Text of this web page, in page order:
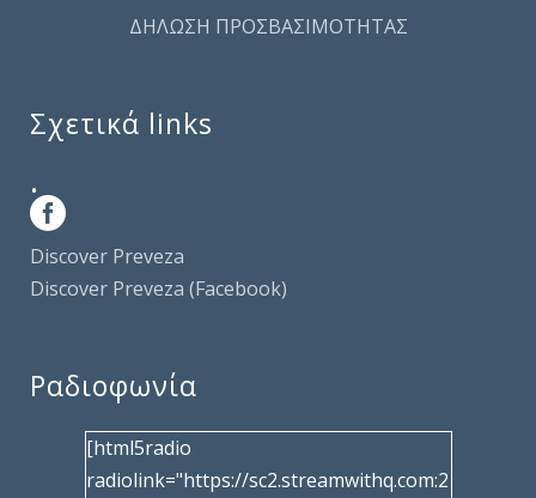
ΔΗΛΩΣΗ ΠΡΟΣΒΑΣΙΜΟΤΗΤΑΣ
Σχετικά links
.
Discover Preveza
Discover Preveza (Facebook)
Ραδιοφωνία
[html5radio
radiolink="https://sc2.streamwithq.com:2